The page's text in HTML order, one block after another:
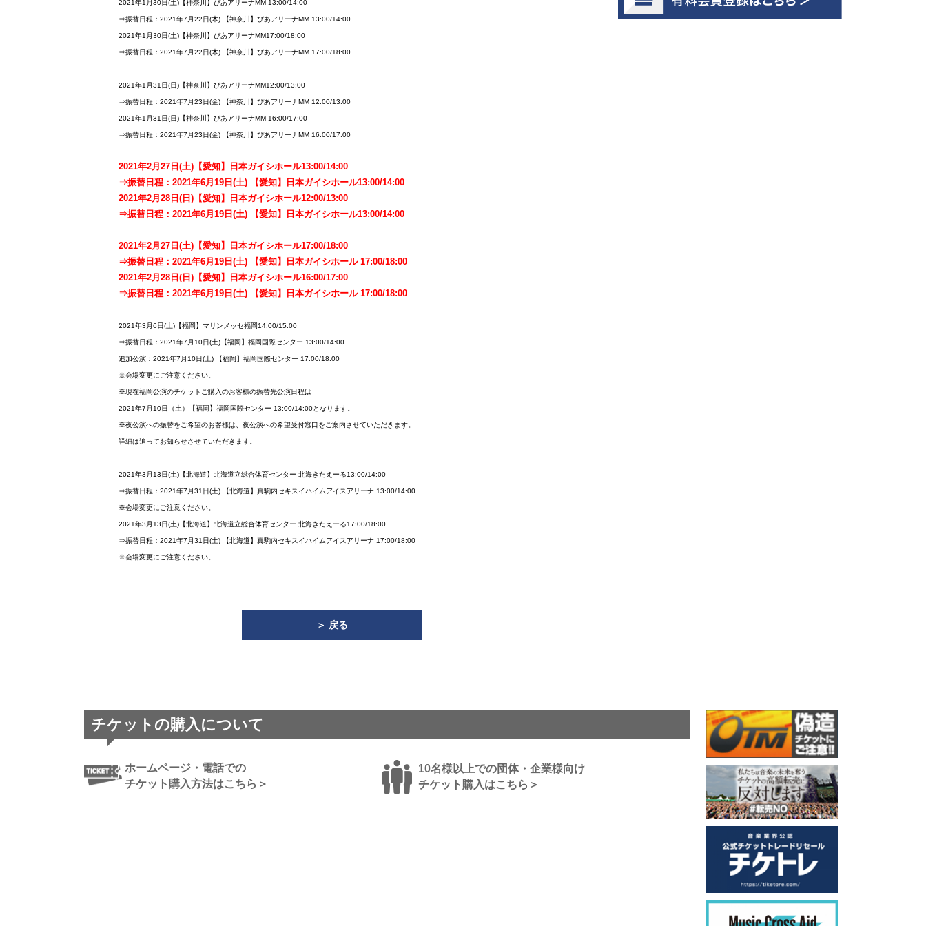
2021年1月30日(土)【神奈川】ぴあアリーナMM 13:00/14:00
⇒振替日程：2021年7月22日(木) 【神奈川】ぴあアリーナMM 13:00/14:00
2021年1月30日(土)【神奈川】ぴあアリーナMM17:00/18:00
⇒振替日程：2021年7月22日(木) 【神奈川】ぴあアリーナMM 17:00/18:00
2021年1月31日(日)【神奈川】ぴあアリーナMM12:00/13:00
⇒振替日程：2021年7月23日(金) 【神奈川】ぴあアリーナMM 12:00/13:00
2021年1月31日(日)【神奈川】ぴあアリーナMM 16:00/17:00
⇒振替日程：2021年7月23日(金) 【神奈川】ぴあアリーナMM 16:00/17:00
2021年2月27日(土)【愛知】日本ガイシホール13:00/14:00
⇒振替日程：2021年6月19日(土) 【愛知】日本ガイシホール13:00/14:00
2021年2月28日(日)【愛知】日本ガイシホール12:00/13:00
⇒振替日程：2021年6月19日(土) 【愛知】日本ガイシホール13:00/14:00
2021年2月27日(土)【愛知】日本ガイシホール17:00/18:00
⇒振替日程：2021年6月19日(土) 【愛知】日本ガイシホール 17:00/18:00
2021年2月28日(日)【愛知】日本ガイシホール16:00/17:00
⇒振替日程：2021年6月19日(土) 【愛知】日本ガイシホール 17:00/18:00
2021年3月6日(土)【福岡】マリンメッセ福岡14:00/15:00
⇒振替日程：2021年7月10日(土)【福岡】福岡国際センター 13:00/14:00
追加公演：2021年7月10日(土) 【福岡】福岡国際センター 17:00/18:00
※会場変更にご注意ください。
※現在福岡公演のチケットご購入のお客様の振替先公演日程は
2021年7月10日（土）【福岡】福岡国際センター 13:00/14:00となります。
※夜公演への振替をご希望のお客様は、夜公演への希望受付窓口をご案内させていただきます。
詳細は追ってお知らせさせていただきます。
2021年3月13日(土)【北海道】北海道立総合体育センター 北海きたえーる13:00/14:00
⇒振替日程：2021年7月31日(土) 【北海道】真駒内セキスイハイムアイスアリーナ 13:00/14:00
※会場変更にご注意ください。
2021年3月13日(土)【北海道】北海道立総合体育センター 北海きたえーる17:00/18:00
⇒振替日程：2021年7月31日(土) 【北海道】真駒内セキスイハイムアイスアリーナ 17:00/18:00
※会場変更にご注意ください。
＞ 戻る
チケットの購入について
ホームページ・電話での
チケット購入方法はこちら＞
10名様以上での団体・企業様向け
チケット購入はこちら＞